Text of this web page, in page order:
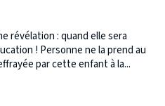
révélation : quand elle sera
! Personne ne la prend au
par cette enfant à la...